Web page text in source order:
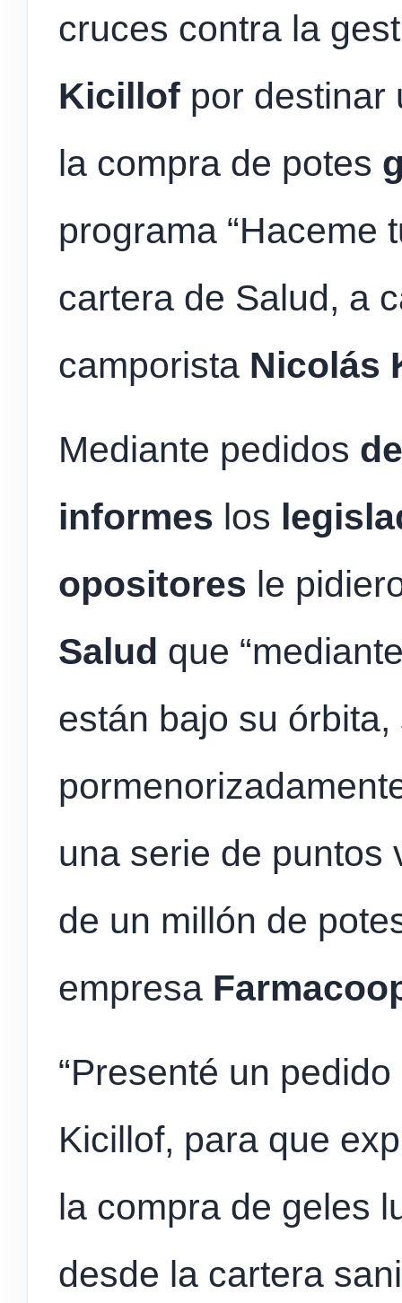
cruces contra la
Kicillof por destinar
la compra de potes
programa “Haceme
cartera de Salud, a
camporista Nicolás
Mediante pedidos de
informes los
opositores le
Salud que
están bajo su
una serie de puntos
de un millón de
empresa
“Presenté un
Kicillof, para que
la compra de geles
desde la cartera